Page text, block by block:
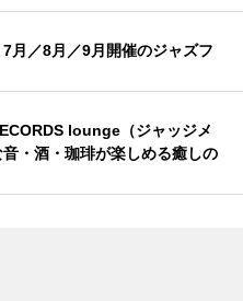
月／8月／9月開催のジャズフ
lounge（ジャッジメ
・酒・珈琲が楽しめる癒しの